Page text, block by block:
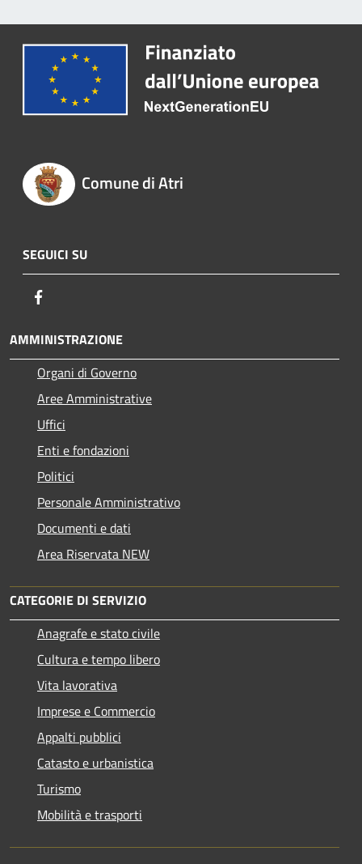
Comune di Atri
SEGUICI SU
AMMINISTRAZIONE
Organi di Governo
Aree Amministrative
Uffici
Enti e fondazioni
Politici
Personale Amministrativo
Documenti e dati
Area Riservata NEW
CATEGORIE DI SERVIZIO
Anagrafe e stato civile
Cultura e tempo libero
Vita lavorativa
Imprese e Commercio
Appalti pubblici
Catasto e urbanistica
Turismo
Mobilità e trasporti